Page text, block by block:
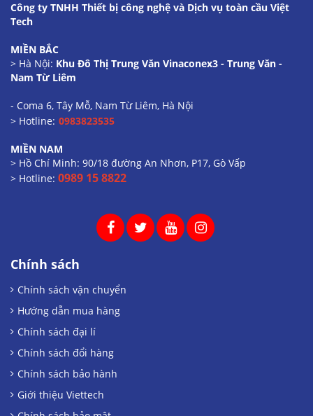
Công ty TNHH Thiết bị công nghệ và Dịch vụ toàn cầu Việt
Tech
MIỀN BẮC
> Hà Nội: Khu Đô Thị Trung Văn Vinaconex3 - Trung Văn -
Nam Từ Liêm
- Coma 6, Tây Mỗ, Nam Từ Liêm, Hà Nội
> Hotline: 0983823535
MIỀN NAM
> Hồ Chí Minh: 90/18 đường An Nhơn, P17, Gò Vấp
> Hotline: 0989 15 8822
Chính sách
Chính sách vận chuyển
Hướng dẫn mua hàng
Chính sách đại lí
Chính sách đổi hàng
Chính sách bảo hành
Giới thiệu Viettech